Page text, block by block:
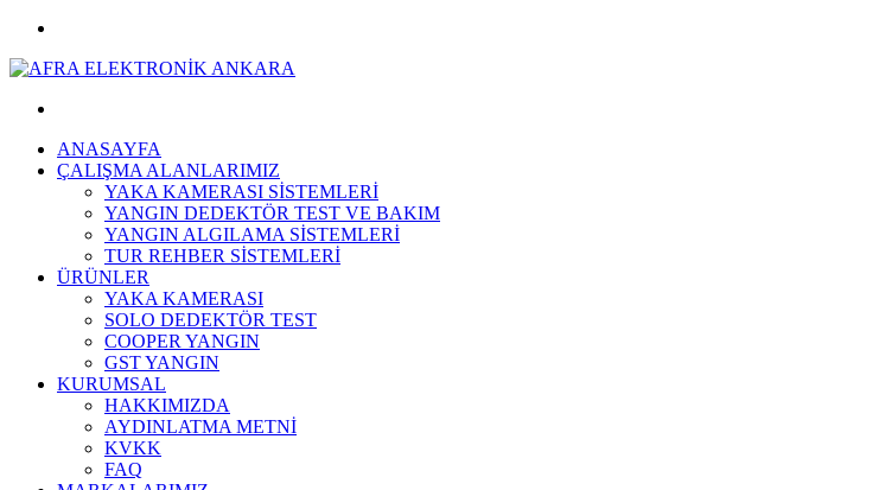
ANASAYFA
ÇALIŞMA ALANLARIMIZ
YAKA KAMERASI SİSTEMLERİ
YANGIN DEDEKTÖR TEST VE BAKIM
YANGIN ALGILAMA SİSTEMLERİ
TUR REHBER SİSTEMLERİ
ÜRÜNLER
YAKA KAMERASI
SOLO DEDEKTÖR TEST
COOPER YANGIN
GST YANGIN
KURUMSAL
HAKKIMIZDA
AYDINLATMA METNİ
KVKK
FAQ